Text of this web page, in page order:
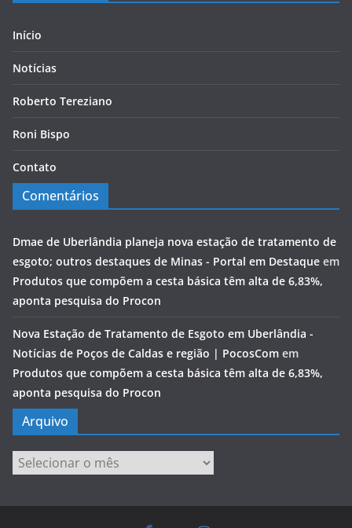
Início
Notícias
Roberto Tereziano
Roni Bispo
Contato
Comentários
Dmae de Uberlândia planeja nova estação de tratamento de
esgoto; outros destaques de Minas - Portal em Destaque em
Produtos que compõem a cesta básica têm alta de 6,83%,
aponta pesquisa do Procon
Nova Estação de Tratamento de Esgoto em Uberlândia -
Notícias de Poços de Caldas e região | PocosCom em
Produtos que compõem a cesta básica têm alta de 6,83%,
aponta pesquisa do Procon
Arquivo
Arquivo